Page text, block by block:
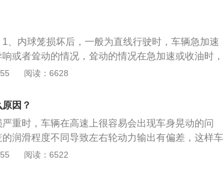
传递转矩的过程中，主从动轴之间只能相对转动、
伸缩型球笼式万向节，特点是在传递转矩的过程
转动,而且可以产生轴向位移。
、内球笼损坏后，一般为直线行驶时，车辆急加速
或者耸动的情况，耸动的情况在急加速或收油时，
偏,损坏严重的话车轮动力传递可能会中断。可以检
就会有“咔咔”的声音(但必须是改变方向前提)。2、
可能是内球笼损坏过于严重导致，所以球笼坏了一
阅读：6628
因？
重时，车辆在高速上很容易会出现车身晃动的问
润滑程度不同导致左右轮动力输出有偏差，这样车
时还会出现方向跑偏的问题。因此在遇到车辆车身
阅读：6522